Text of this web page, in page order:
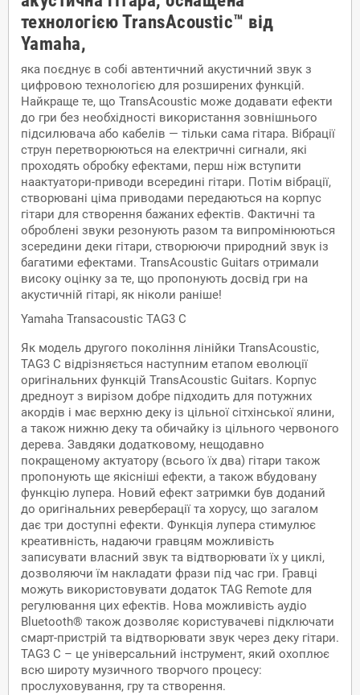
технологією TransAcoustic™ від
Yamaha,
яка поєднує в собі автентичний акустичний звук з
цифровою технологією для розширених функцій.
Найкраще те, що TransAcoustic може додавати ефекти
до гри без необхідності використання зовнішнього
підсилювача або кабелів — тільки сама гітара. Вібрації
струн перетворюються на електричні сигнали, які
проходять обробку ефектами, перш ніж вступити
наактуатори-приводи всередині гітари. Потім вібрації,
створювані ціма приводами передаються на корпус
гітари для створення бажаних ефектів. Фактичні та
оброблені звуки резонують разом та випромінюються
зсередини деки гітари, створюючи природний звук із
багатими ефектами. TransAcoustic Guitars отримали
високу оцінку за те, що пропонують досвід гри на
акустичній гітарі, як ніколи раніше!
Yamaha Transacoustic TAG3 C
Як модель другого покоління лінійки TransAcoustic,
TAG3 C відрізняється наступним етапом еволюції
оригінальних функцій TransAcoustic Guitars. Корпус
дредноут з вирізом добре підходить для потужних
акордів і має верхню деку із цільної сітхінської ялини,
а також нижню деку та обичайку із цільного червоного
дерева. Завдяки додатковому, нещодавно
покращеному актуатору (всього їх два) гітари також
пропонують ще якісніші ефекти, а також вбудовану
функцію лупера. Новий ефект затримки був доданий
до оригінальних реверберації та хорусу, що загалом
дає три доступні ефекти. Функція лупера стимулює
креативність, надаючи гравцям можливість
записувати власний звук та відтворювати їх у циклі,
дозволяючи їм накладати фрази під час гри. Гравці
можуть використовувати додаток TAG Remote для
регулювання цих ефектів. Нова можливість аудіо
Bluetooth® також дозволяє користувачеві підключати
смарт-пристрій та відтворювати звук через деку гітари.
TAG3 C – це універсальний інструмент, який охоплює
всю широту музичного творчого процесу:
прослуховування, гру та створення.